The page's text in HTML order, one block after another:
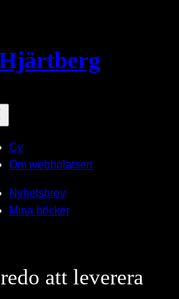
Cv
Om webbplatsen
Nyhetsbrev
Mina böcker
att leverera